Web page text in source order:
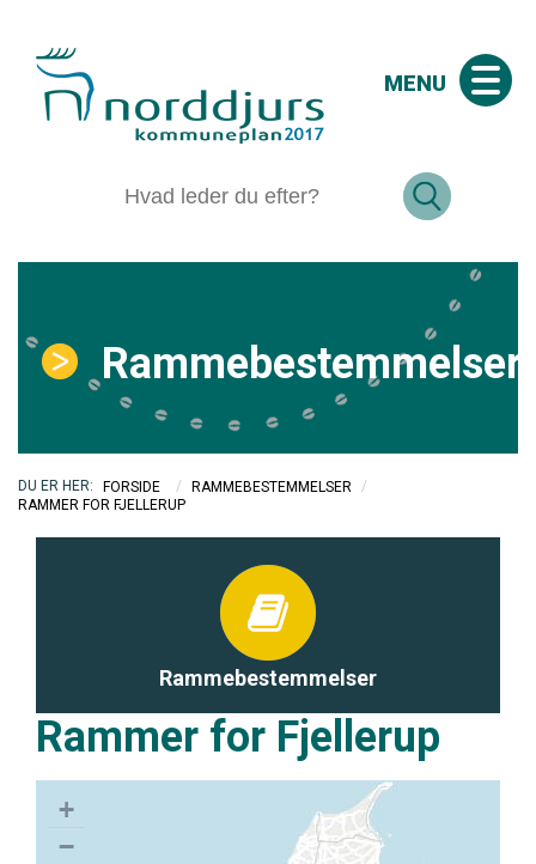
MENU
Rammebestemmelser
FORSIDE / RAMMEBESTEMMELSER
/
RAMMER FOR FJELLERUP
Rammebestemmelser
Rammer for Fjellerup
+
−